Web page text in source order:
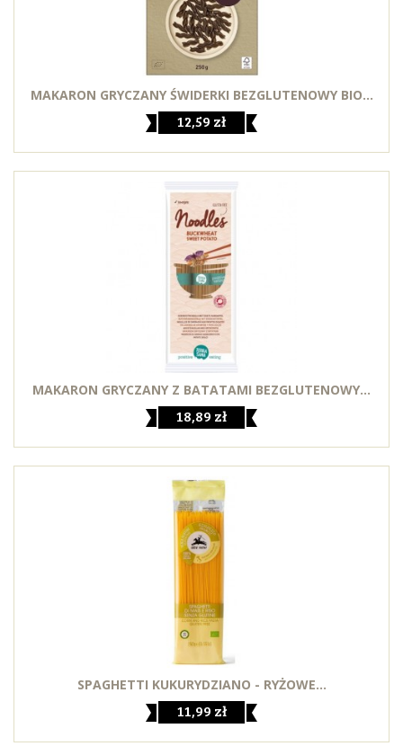
MAKARON GRYCZANY ŚWIDERKI BEZGLUTENOWY BIO...
12,59 zł
MAKARON GRYCZANY Z BATATAMI BEZGLUTENOWY...
18,89 zł
SPAGHETTI KUKURYDZIANO - RYŻOWE...
11,99 zł